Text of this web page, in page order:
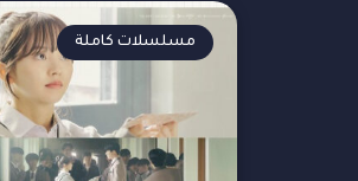
مسلسلات كاملة